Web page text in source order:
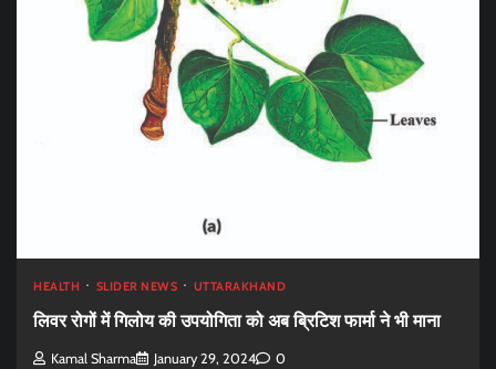
HEALTH SLIDER NEWS UTTARAKHAND
लिवर रोगों में गिलोय की उपयोगिता को अब ब्रिटिश फार्मा ने भी माना
Kamal Sharma January 29, 2024 0